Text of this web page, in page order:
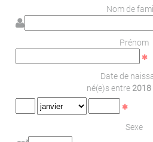
Nom de
Prénom
Date de
né(e)s entre 2018
Sexe